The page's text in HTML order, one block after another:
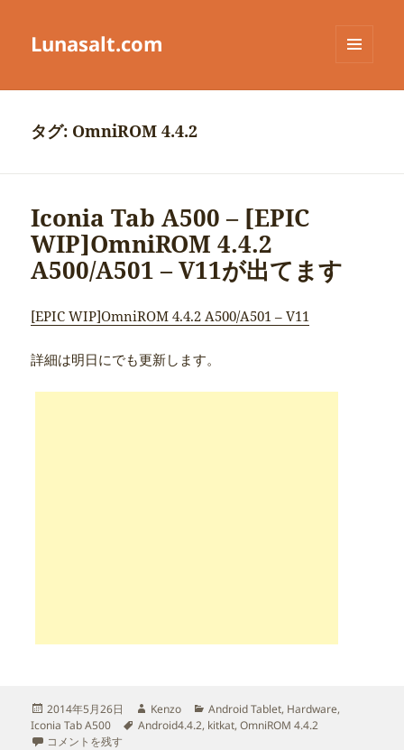
Lunasalt.com
ーとウ
タグ: OmniROM 4.4.2
Iconia Tab A500 – [EPIC
WIP]OmniROM 4.4.2
A500/A501 – V11が出てます
[EPIC WIP]OmniROM 4.4.2 A500/A501 – V11
詳細は明日にでも更新します。
投
稿
日:
2014年5月26日
作
成
Kenzo
カ
テ
Android Tablet, Hardware,
Iconia Tab A500
タ
Android4.4.2, kitkat,OmniROM 4.4.2
Iconia Tab A500 – [EPIC WIP]OmniROM 4.4.2 A500/A501 – V11が出てま
コメントを残す